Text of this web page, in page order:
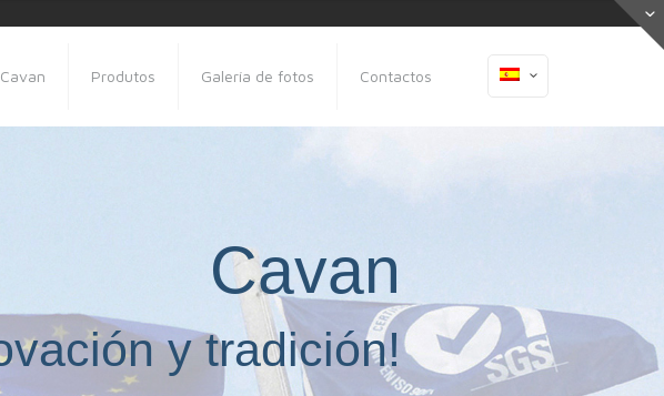
Cavan Produtos Galería de fotos Contactos